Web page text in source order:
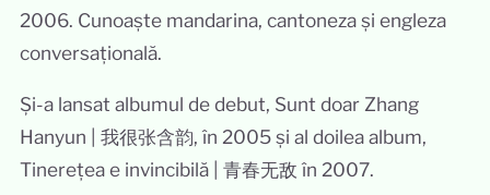
2006. Cunoaște mandarina, cantoneza și engleza
conversațională.
Și-a lansat albumul de debut, Sunt doar Zhang
Hanyun | 我很张含韵, în 2005 și al doilea album,
Tinerețea e invincibilă | 青春无敌 în 2007.